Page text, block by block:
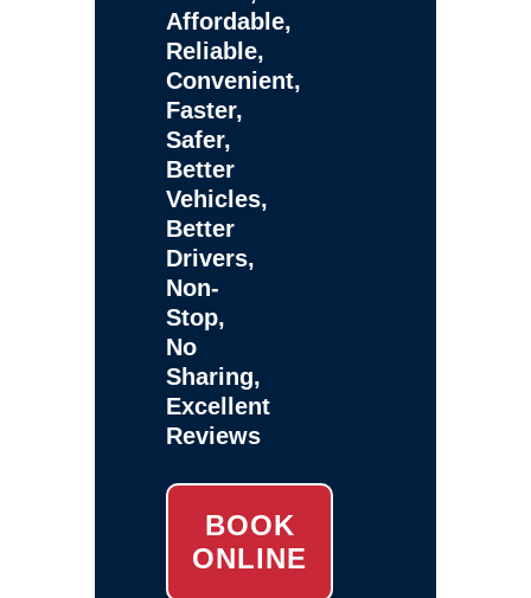
Affordable,
Reliable,
Convenient,
Faster,
Safer,
Better
Vehicles,
Better
Drivers,
Non-
Stop,
No
Sharing,
Excellent
Reviews
BOOK
ONLINE